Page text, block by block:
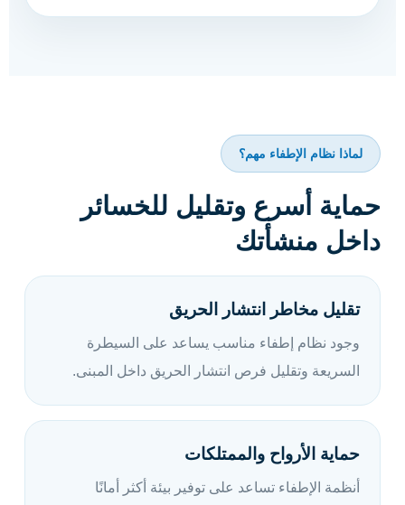
لماذا نظام الإطفاء مهم؟
حماية أسرع وتقليل للخسائر
داخل منشأتك
تقليل مخاطر انتشار الحريق
وجود نظام إطفاء مناسب يساعد على السيطرة
السريعة وتقليل فرص انتشار الحريق داخل المبنى.
حماية الأرواح والممتلكات
أنظمة الإطفاء تساعد على توفير بيئة أكثر أمانًا